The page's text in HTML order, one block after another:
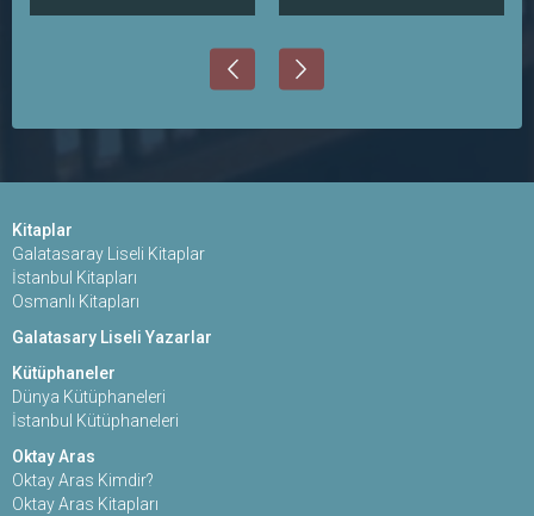
Kitaplar
Galatasaray Liseli Kitaplar
İstanbul Kitapları
Osmanlı Kitapları
Galatasary Liseli Yazarlar
Kütüphaneler
Dünya Kütüphaneleri
İstanbul Kütüphaneleri
Oktay Aras
Oktay Aras Kimdir?
Oktay Aras Kitapları